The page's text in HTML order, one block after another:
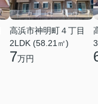
高浜市神明町４丁目
2LDK (58.21㎡)
7万円